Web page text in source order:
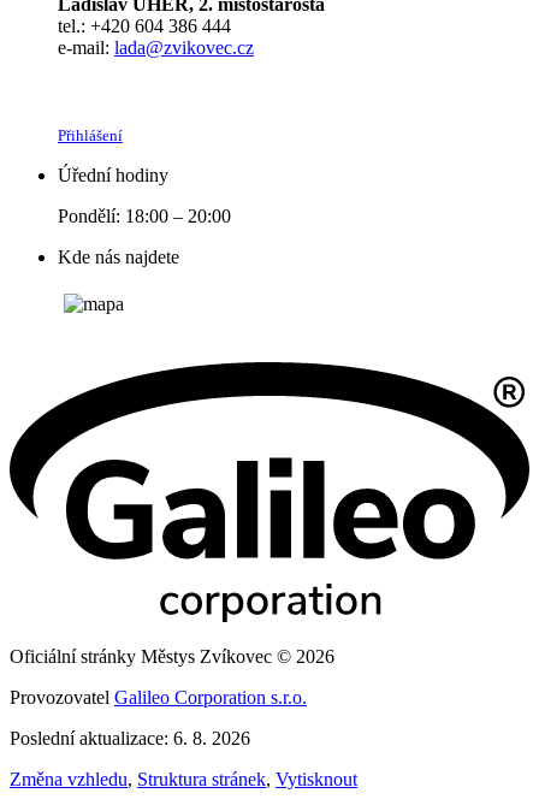
Ladislav UHER, 2. místostarosta
tel.: +420 604 386 444
e-mail: lada@zvikovec.cz
Přihlášení
Úřední hodiny
Pondělí: 18:00 – 20:00
Kde nás najdete
Oficiální stránky Městys Zvíkovec © 2026
Provozovatel Galileo Corporation s.r.o.
Poslední aktualizace: 6. 8. 2026
Změna vzhledu, Struktura stránek, Vytisknout